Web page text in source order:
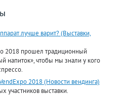
лучше варит? (Выставки,
2018 прошел традиционный
напиток», чтобы мы знали у кого
2018 (Новости вендинга)
участников выставки.